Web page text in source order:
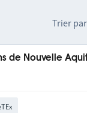
Trier par
de Nouvelle